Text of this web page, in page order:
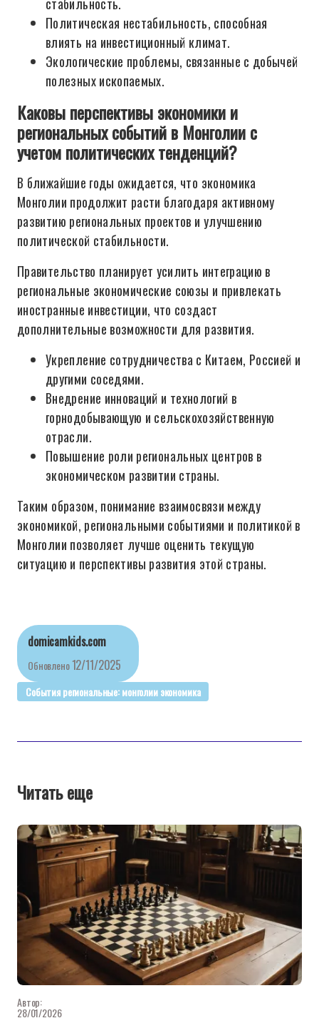
Политическая нестабильность, способная
влиять на инвестиционный климат.
Экологические проблемы, связанные с добычей
полезных ископаемых.
Каковы перспективы экономики и
региональных событий в Монголии с
учетом политических тенденций?
В ближайшие годы ожидается, что экономика
Монголии продолжит расти благодаря активному
развитию региональных проектов и улучшению
политической стабильности.
Правительство планирует усилить интеграцию в
региональные экономические союзы и привлекать
иностранные инвестиции, что создаст
дополнительные возможности для развития.
Укрепление сотрудничества с Китаем, Россией и
другими соседями.
Внедрение инноваций и технологий в
горнодобывающую и сельскохозяйственную
отрасли.
Повышение роли региональных центров в
экономическом развитии страны.
Таким образом, понимание взаимосвязи между
экономикой, региональными событиями и политикой в
Монголии позволяет лучше оценить текущую
ситуацию и перспективы развития этой страны.
domicamkids.com
Обновлено12/11/2025
События региональные: монголии экономика
Читать еще
Автор:
28/01/2026